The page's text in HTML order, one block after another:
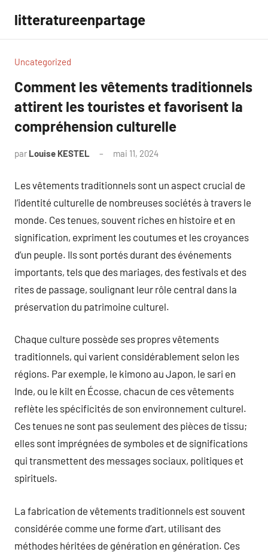
contenu
litteratureenpartage
Uncategorized
Comment les vêtements traditionnels
attirent les touristes et favorisent la
compréhension culturelle
par Louise KESTEL mai 11, 2024
Les vêtements traditionnels sont un aspect crucial de
l’identité culturelle de nombreuses sociétés à travers le
monde. Ces tenues, souvent riches en histoire et en
signification, expriment les coutumes et les croyances
d’un peuple. Ils sont portés durant des événements
importants, tels que des mariages, des festivals et des
rites de passage, soulignant leur rôle central dans la
préservation du patrimoine culturel.
Chaque culture possède ses propres vêtements
traditionnels, qui varient considérablement selon les
régions. Par exemple, le kimono au Japon, le sari en
Inde, ou le kilt en Écosse, chacun de ces vêtements
reflète les spécificités de son environnement culturel.
Ces tenues ne sont pas seulement des pièces de tissu;
elles sont imprégnées de symboles et de significations
qui transmettent des messages sociaux, politiques et
spirituels.
La fabrication de vêtements traditionnels est souvent
considérée comme une forme d’art, utilisant des
méthodes héritées de génération en génération. Ces